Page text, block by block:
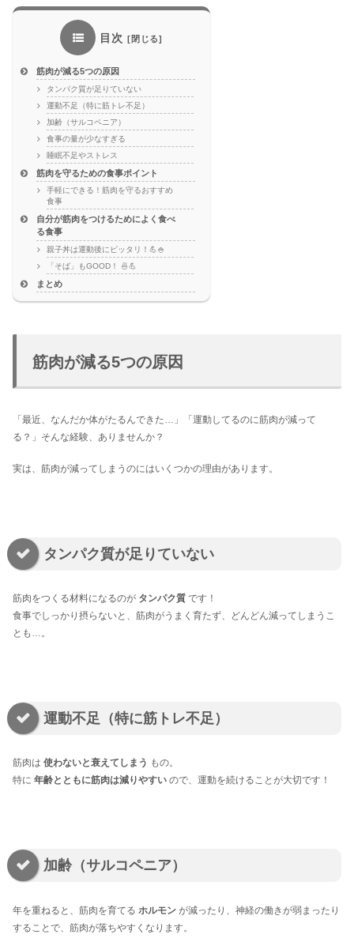
目次
筋肉が減る5つの原因
タンパク質が足りていない
運動不足（特に筋トレ不足）
加齢（サルコペニア）
食事の量が少なすぎる
睡眠不足やストレス
筋肉を守るための食事ポイント
手軽にできる！筋肉を守るおすすめ
食事
自分が筋肉をつけるためによく食べ
る食事
親子丼は運動後にピッタリ！💪🍚
「そば」もGOOD！ 🍜💪
まとめ
筋肉が減る5つの原因
「最近、なんだか体がたるんできた…」「運動してるのに筋肉が減って
る？」そんな経験、ありませんか？
実は、筋肉が減ってしまうのにはいくつかの理由があります。
タンパク質が足りていない
筋肉をつくる材料になるのが タンパク質 です！
食事でしっかり摂らないと、筋肉がうまく育たず、どんどん減ってしまうこ
とも…。
運動不足（特に筋トレ不足）
筋肉は 使わないと衰えてしまう もの。
特に 年齢とともに筋肉は減りやすい ので、運動を続けることが大切です！
加齢（サルコペニア）
年を重ねると、筋肉を育てる ホルモン が減ったり、神経の働きが弱まったり
することで、筋肉が落ちやすくなります。